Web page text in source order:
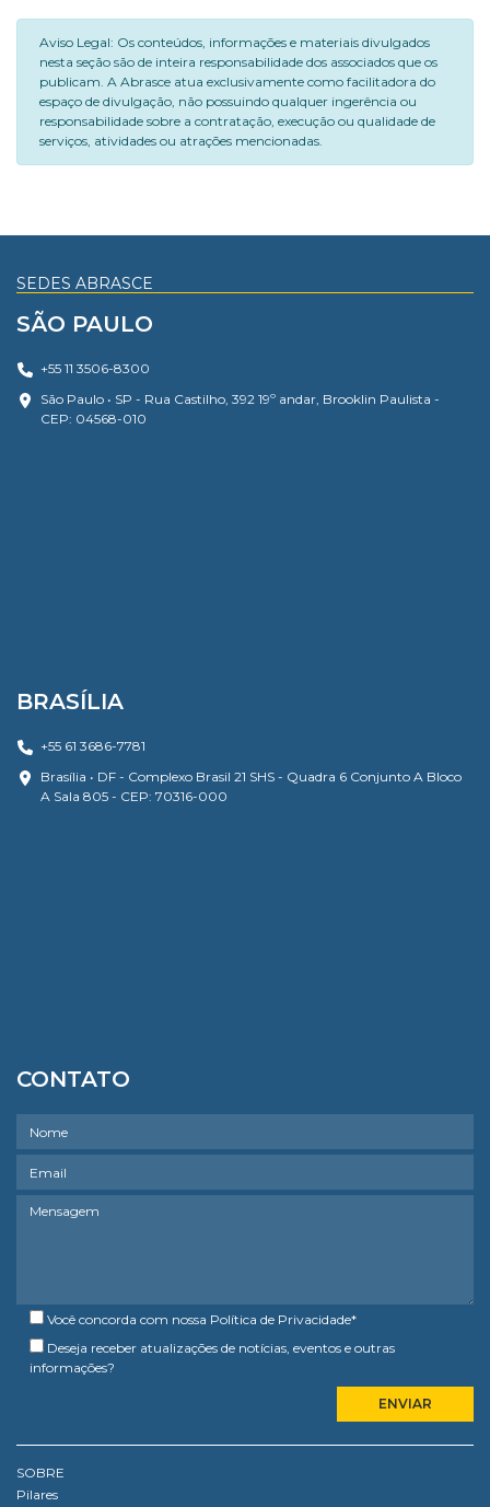
Aviso Legal: Os conteúdos, informações e materiais divulgados
nesta seção são de inteira responsabilidade dos associados que os
publicam. A Abrasce atua exclusivamente como facilitadora do
espaço de divulgação, não possuindo qualquer ingerência ou
responsabilidade sobre a contratação, execução ou qualidade de
serviços, atividades ou atrações mencionadas.
SEDES ABRASCE
SÃO PAULO
+55 11 3506-8300
São Paulo • SP - Rua Castilho, 392 19º andar, Brooklin Paulista -
CEP: 04568-010
BRASÍLIA
+55 61 3686-7781
Brasília • DF - Complexo Brasil 21 SHS - Quadra 6 Conjunto A Bloco
A Sala 805 - CEP: 70316-000
CONTATO
Você concorda com nossa Política de Privacidade*
Deseja receber atualizações de notícias, eventos e outras
informações?
SOBRE
Pilares